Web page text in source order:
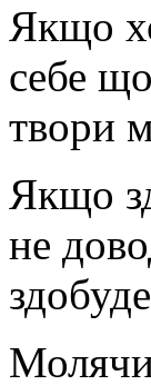
Якщо
себе
твори
Якщо
не